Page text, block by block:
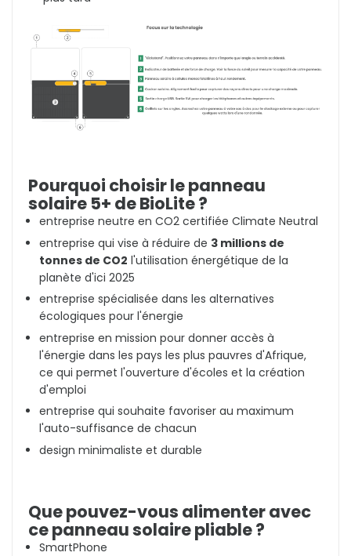
Pourquoi choisir le panneau
solaire 5+ de BioLite ?
entreprise neutre en CO2 certifiée Climate Neutral
entreprise qui vise à réduire de 3 millions de
tonnes de CO2 l'utilisation énergétique de la
planète d'ici 2025
entreprise spécialisée dans les alternatives
écologiques pour l'énergie
entreprise en mission pour donner accès à
l'énergie dans les pays les plus pauvres d'Afrique,
ce qui permet l'ouverture d'écoles et la création
d'emploi
entreprise qui souhaite favoriser au maximum
l'auto-suffisance de chacun
design minimaliste et durable
Que pouvez-vous alimenter avec
ce panneau solaire pliable ?
SmartPhone